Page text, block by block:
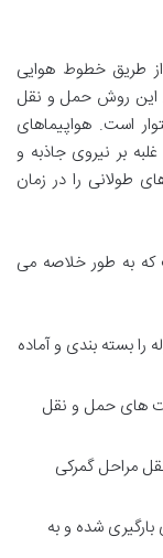
از طریق خطوط هوایی
این روش حمل و نقل
است. هواپیماهای
بر نیروی جاذبه و
طولانی را در زمان
که به طور خلاصه می
را بسته بندی و آماده
های حمل و نقل
مراحل گمرکی
بارگیری شده و به